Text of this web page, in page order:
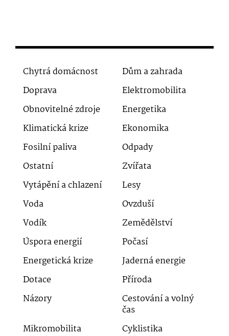
Chytrá domácnost
Dům a zahrada
Doprava
Elektromobilita
Obnovitelné zdroje
Energetika
Klimatická krize
Ekonomika
Fosilní paliva
Odpady
Ostatní
Zvířata
Vytápění a chlazení
Lesy
Voda
Ovzduší
Vodík
Zemědělství
Úspora energií
Počasí
Energetická krize
Jaderná energie
Dotace
Příroda
Názory
Cestování a volný
čas
Mikromobilita
Cyklistika